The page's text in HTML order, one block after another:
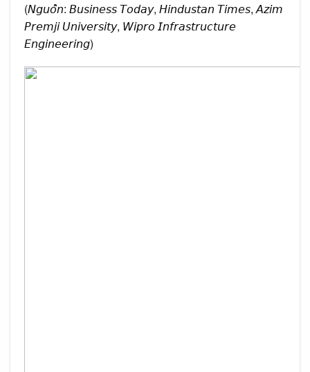
(𝘕𝘨𝘶𝘰̂̀𝘯: 𝘉𝘶𝘴𝘪𝘯𝘦𝘴𝘴 𝘛𝘰𝘥𝘢𝘺, 𝘏𝘪𝘯𝘥𝘶𝘴𝘵𝘢𝘯 𝘛𝘪𝘮𝘦𝘴, 𝘈𝘻𝘪𝘮
𝘗𝘳𝘦𝘮𝘫𝘪 𝘜𝘯𝘪𝘷𝘦𝘳𝘴𝘪𝘵𝘺, 𝘞𝘪𝘱𝘳𝘰 𝘐𝘯𝘧𝘳𝘢𝘴𝘵𝘳𝘶𝘤𝘵𝘶𝘳𝘦
𝘌𝘯𝘨𝘪𝘯𝘦𝘦𝘳𝘪𝘯𝘨)